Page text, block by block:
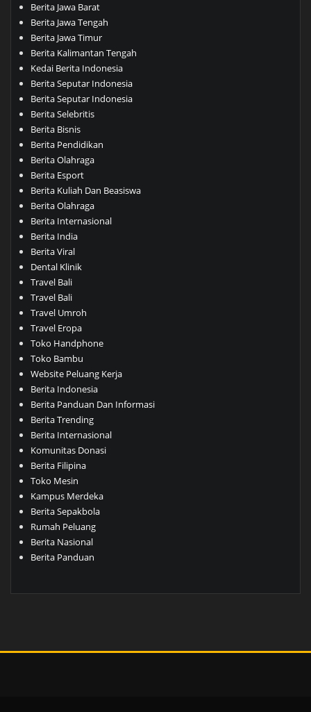
Berita Jawa Barat
Berita Jawa Tengah
Berita Jawa Timur
Berita Kalimantan Tengah
Kedai Berita Indonesia
Berita Seputar Indonesia
Berita Seputar Indonesia
Berita Selebritis
Berita Bisnis
Berita Pendidikan
Berita Olahraga
Berita Esport
Berita Kuliah Dan Beasiswa
Berita Olahraga
Berita Internasional
Berita India
Berita Viral
Dental Klinik
Travel Bali
Travel Bali
Travel Umroh
Travel Eropa
Toko Handphone
Toko Bambu
Website Peluang Kerja
Berita Indonesia
Berita Panduan Dan Informasi
Berita Trending
Berita Internasional
Komunitas Donasi
Berita Filipina
Toko Mesin
Kampus Merdeka
Berita Sepakbola
Rumah Peluang
Berita Nasional
Berita Panduan